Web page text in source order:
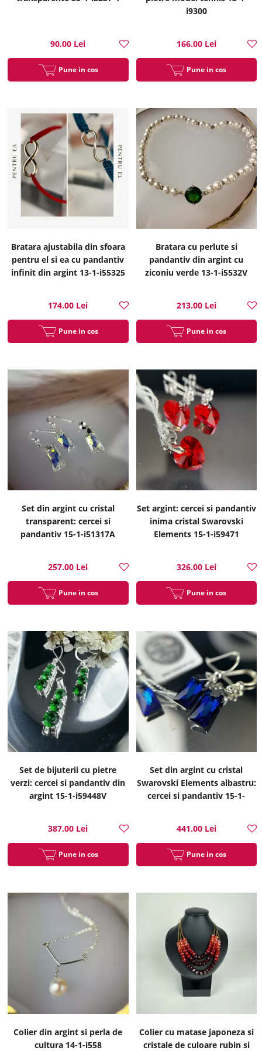
90.00 Lei
Pune in cos
i9300
166.00 Lei
Pune in cos
Bratara ajustabila din sfoara
pentru el si ea cu pandantiv
infinit din argint 13-1-i55325
174.00 Lei
Pune in cos
Bratara cu perlute si
pandantiv din argint cu
ziconiu verde 13-1-i5532V
213.00 Lei
Pune in cos
Set din argint cu cristal
transparent: cercei si
pandantiv 15-1-i51317A
257.00 Lei
Pune in cos
Set argint: cercei si pandantiv
inima cristal Swarovski
Elements 15-1-i59471
326.00 Lei
Pune in cos
Set de bijuterii cu pietre
verzi: cercei si pandantiv din
argint 15-1-i59448V
387.00 Lei
Pune in cos
Set din argint cu cristal
Swarovski Elements albastru:
cercei si pandantiv 15-1-
441.00 Lei
Pune in cos
Colier din argint si perla de
cultura 14-1-i558
Colier cu matase japoneza si
cristale de culoare rubin si